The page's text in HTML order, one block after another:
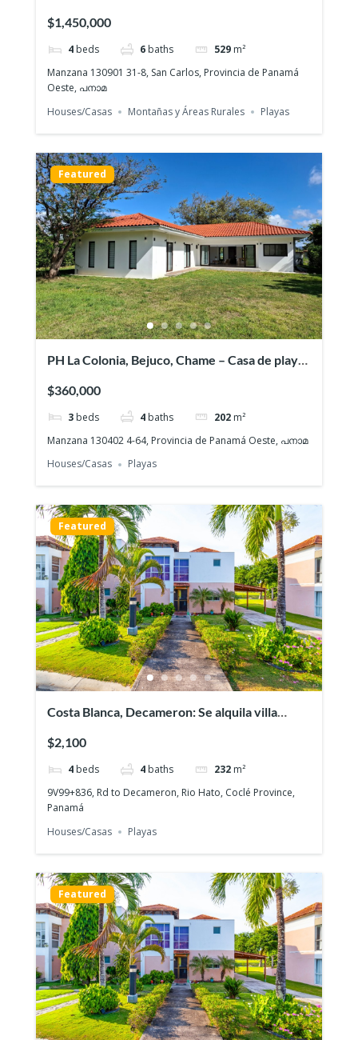
$1,450,000
4 beds 6 baths 529 m²
Manzana 130901 31-8, San Carlos, Provincia de Panamá
Oeste, പനാമ
Houses/Casas
Montañas y Áreas Rurales Playas
Featured
PH La Colonia, Bejuco, Chame – Casa de playa
$360,000
3 beds 4 baths 202 m²
Manzana 130402 4-64, Provincia de Panamá Oeste, പനാമ
Houses/Casas
Playas
Featured
Costa Blanca, Decameron: Se alquila villa
$2,100
4 beds 4 baths 232 m²
9V99+836, Rd to Decameron, Rio Hato, Coclé Province,
Panamá
Houses/Casas
Playas
Featured